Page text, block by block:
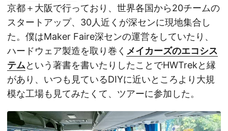
京都＋大阪で行っており、世界各国から20チームの
スタートアップ、30人近くが深センに現地集合し
た。僕はMaker Faire深センの運営をしていたり、
ハードウェア製造を取り巻く メイカーズのエコシス
テムという著書を書いたりしたことでHWTrekと縁
があり、いつも見ているDIYに近いところより大規
模な工場も見てみたくて、ツアーに参加した。